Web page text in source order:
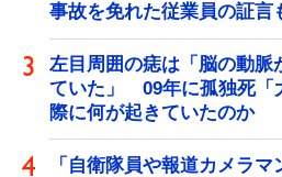
事故を免れた従業員の証言
左目周囲の痣は「脳の動脈
ていた」 09年に孤独死「
際に何が起きていたのか
「自衛隊員や報道カメラ